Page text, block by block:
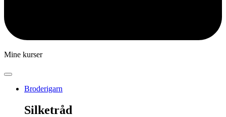
Mine kurser
Broderigarn
Silketråd